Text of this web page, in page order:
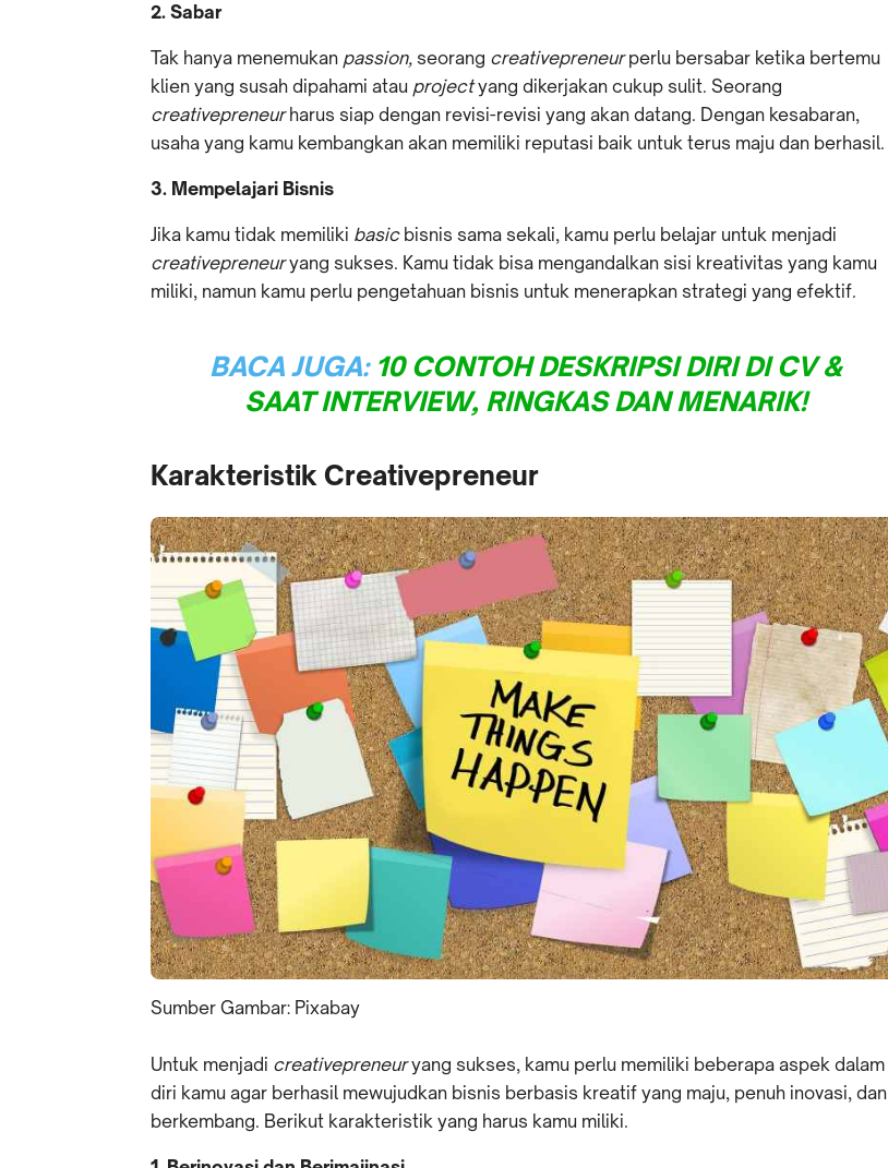
2. Sabar
Tak hanya menemukan passion, seorang creativepreneurperlu bersabar ketika bertemu
klien yang susah dipahami atau projectyang dikerjakan cukup sulit. Seorang
creativepreneur harus siap dengan revisi-revisi yang akan datang. Dengan kesabaran,
usaha yang kamu kembangkan akan memiliki reputasi baik untuk terus maju dan berhasil.
3. Mempelajari Bisnis
Jika kamu tidak memiliki basic bisnis sama sekali, kamu perlu belajar untuk menjadi
creativepreneuryang sukses. Kamu tidak bisa mengandalkan sisi kreativitas yang kamu
miliki, namun kamu perlu pengetahuan bisnis untuk menerapkan strategi yang efektif.
BACA JUGA: 10 CONTOH DESKRIPSI DIRI DI CV &
SAAT INTERVIEW, RINGKAS DAN MENARIK!
Karakteristik Creativepreneur
Sumber Gambar: Pixabay
Untuk menjadi creativepreneuryang sukses, kamu perlu memiliki beberapa aspek dalam
diri kamu agar berhasil mewujudkan bisnis berbasis kreatif yang maju, penuh inovasi, dan
berkembang. Berikut karakteristik yang harus kamu miliki.